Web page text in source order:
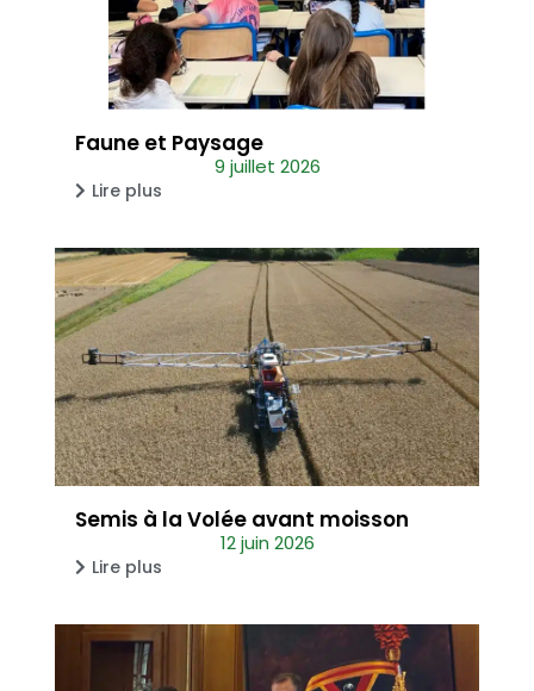
Faune et Paysage
9 juillet 2026
Lire plus
Semis à la Volée avant moisson
12 juin 2026
Lire plus